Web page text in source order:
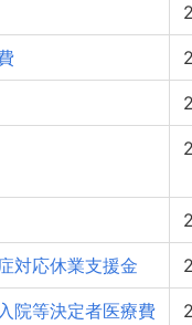
対応休業支援金
院等決定者医療費